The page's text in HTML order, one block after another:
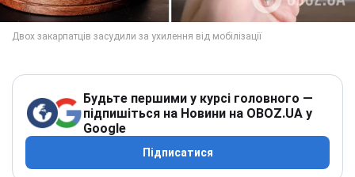
Будьте першими у курсі головного —
підпишіться на Новини на OBOZ.UA у
Google
Підписатися